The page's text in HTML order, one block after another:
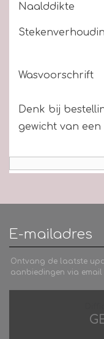
Naalddikte
Wasvoorschrift
Denk bij
gewicht van een
Ontvang de laatste
aanbiedingen via email